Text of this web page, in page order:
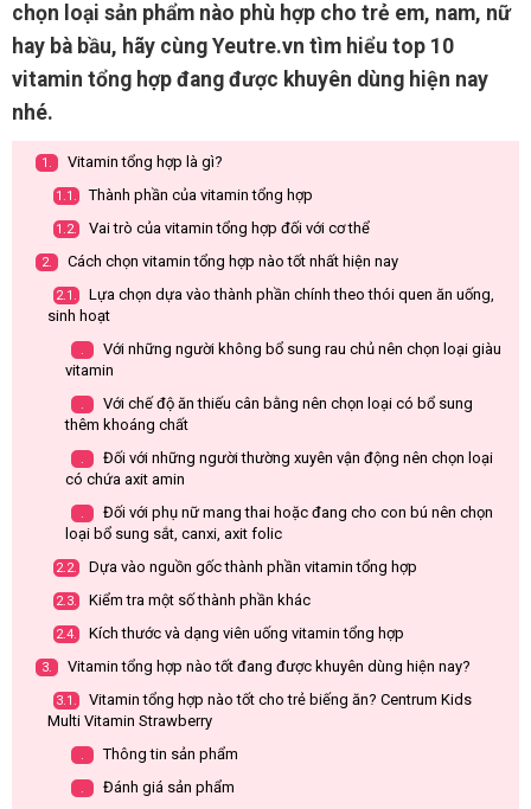
chọn loại sản phẩm nào phù hợp cho trẻ em, nam, nữ
hay bà bầu, hãy cùng Yeutre.vn tìm hiểu top 10
vitamin tổng hợp đang được khuyên dùng hiện nay
nhé.
1. Vitamin tổng hợp là gì?
1.1. Thành phần của vitamin tổng hợp
1.2. Vai trò của vitamin tổng hợp đối với cơ thể
2. Cách chọn vitamin tổng hợp nào tốt nhất hiện nay
2.1.
Lựa chọn dựa vào thành phần chính theo thói quen ăn uống,
sinh hoạt
.
Với những người không bổ sung rau chủ nên chọn loại giàu
vitamin
.
Với chế độ ăn thiếu cân bằng nên chọn loại có bổ sung
thêm khoáng chất
.
Đối với những người thường xuyên vận động nên chọn loại
có chứa axit amin
.
Đối với phụ nữ mang thai hoặc đang cho con bú nên chọn
loại bổ sung sắt, canxi, axit folic
2.2. Dựa vào nguồn gốc thành phần vitamin tổng hợp
2.3. Kiểm tra một số thành phần khác
2.4. Kích thước và dạng viên uống vitamin tổng hợp
3. Vitamin tổng hợp nào tốt đang được khuyên dùng hiện nay?
3.1.
Vitamin tổng hợp nào tốt cho trẻ biếng ăn? Centrum Kids
Multi Vitamin Strawberry
. Thông tin sản phẩm
. Đánh giá sản phẩm